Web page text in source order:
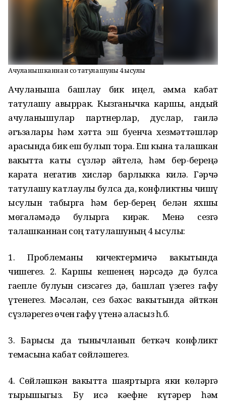
Ачуланышканнан соң татулашуның 4 ысулы
Ачуланыша башлау бик җиңел, әмма кабат
татулашу авыррак. Кызганычка каршы, андый
ачуланышулар партнерлар, дуслар, гаилә
әгъзалары һәм хәтта эш буенча хезмәттәшләр
арасында бик еш булып тора. Еш кына талашкан
вакытта каты сүзләр әйтелә, һәм бер-береңә
карата негатив хисләр барлыкка килә. Гәрчә
татулашу катлаулы булса да, конфликтны чишү
ысулын табырга һәм бер-берең белән яхшы
мөгаләмәдә булырга кирәк. Менә сезгә
талашканнан соң татулашуның 4 ысулы:
1. Проблеманы кичектермичә вакытында
чишегез. 2. Каршы кешенең нәрсәдә дә булса
гаепле булуын сизсәгез дә, башлап үзегез гафу
үтенегез. Мәсәлән, сез бәхәс вакытында әйткән
сүзләрегез өчен гафу үтенә аласыз һ.б.
3. Барысы да тынычланып беткәч конфликт
темасына кабат сөйләшегез.
4. Сөйләшкән вакытта шаяртырга яки көләргә
тырышыгыз. Бу исә кәефне күтәрер һәм